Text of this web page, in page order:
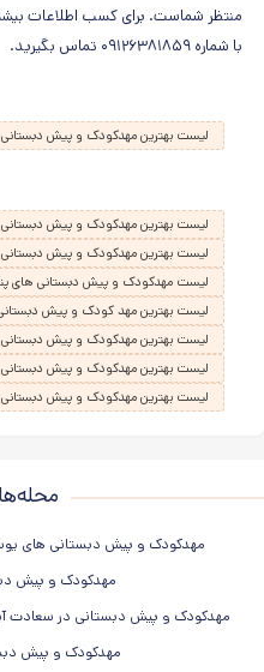
منتظر شماست. برای کسب اطلاعات
با شماره ۰۹۱۲۶۳۸۱۸۵۹ تماس بگیرید.
لیست بهترین مهدکودک و پیش
لیست بهترین مهدکودک و پیش دبستانی های
لیست بهترین مهدکودک و پیش دبستانی
لیست مهدکودک و پیش دبستانی های پنج
لیست بهترین مهد کودک و پیش
لیست بهترین مهدکودک و پیش دبستانی
لیست بهترین مهدکودک و پیش
لیست بهترین مهدکودک و پیش دبستانی
مهدکودک و پیش دبستانی های
مهدکودک و پیش
مهدکودک و پیش دبستانی در سعادت
مهدکودک و پیش